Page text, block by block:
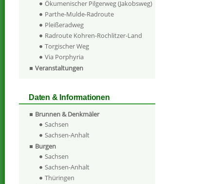
Ökumenischer Pilgerweg (Jakobsweg)
Parthe-Mulde-Radroute
Pleißeradweg
Radroute Kohren-Rochlitzer-Land
Torgischer Weg
Via Porphyria
Veranstaltungen
Daten & Informationen
Brunnen & Denkmäler
Sachsen
Sachsen-Anhalt
Burgen
Sachsen
Sachsen-Anhalt
Thüringen